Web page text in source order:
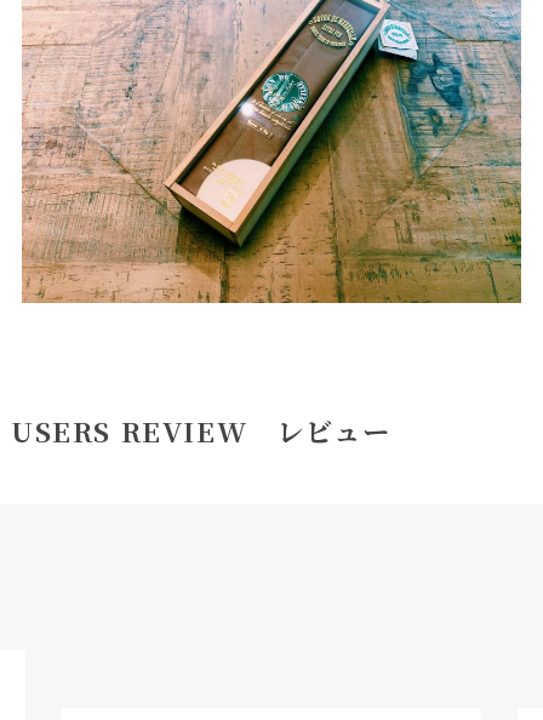
USERS REVIEW レビュー